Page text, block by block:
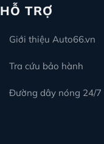
HỖ TRỢ
Giới thiệu Auto66.vn
Tra cứu bảo hành
Đường dây nóng 24/7